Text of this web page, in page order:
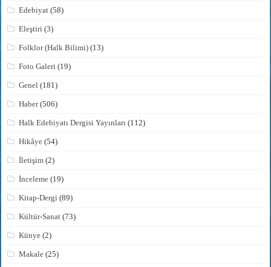
Edebiyat (58)
Eleştiri (3)
Folklor (Halk Bilimi) (13)
Foto Galeri (19)
Genel (181)
Haber(506)
Halk Edebiyatı Dergisi Yayınları (112)
Hikâye (54)
İletişim (2)
İnceleme (19)
Kitap-Dergi (89)
Kültür-Sanat (73)
Künye (2)
Makale (25)